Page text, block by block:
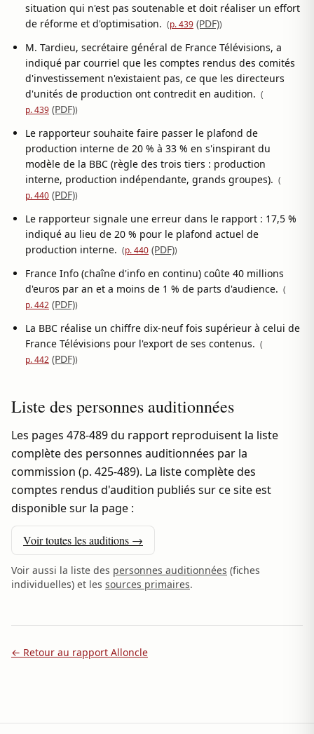
situation qui n'est pas soutenable et doit réaliser un effort
de réforme et d'optimisation. (p. 439 (PDF))
M. Tardieu, secrétaire général de France Télévisions, a
indiqué par courriel que les comptes rendus des comités
d'investissement n'existaient pas, ce que les directeurs
d'unités de production ont contredit en audition. (
p. 439 (PDF))
Le rapporteur souhaite faire passer le plafond de
production interne de 20 % à 33 % en s'inspirant du
modèle de la BBC (règle des trois tiers : production
interne, production indépendante, grands groupes). (
p. 440 (PDF))
Le rapporteur signale une erreur dans le rapport : 17,5 %
indiqué au lieu de 20 % pour le plafond actuel de
production interne. (p. 440 (PDF))
France Info (chaîne d'info en continu) coûte 40 millions
d'euros par an et a moins de 1 % de parts d'audience. (
p. 442 (PDF))
La BBC réalise un chiffre dix-neuf fois supérieur à celui de
France Télévisions pour l'export de ses contenus. (
p. 442 (PDF))
Liste des personnes auditionnées
Les pages 478-489 du rapport reproduisent la liste
complète des personnes auditionnées par la
commission (p. 425-489). La liste complète des
comptes rendus d'audition publiés sur ce site est
disponible sur la page :
Voir toutes les auditions →
Voir aussi la liste des personnes auditionnées (fiches
individuelles) et les sources primaires.
← Retour au rapport Alloncle